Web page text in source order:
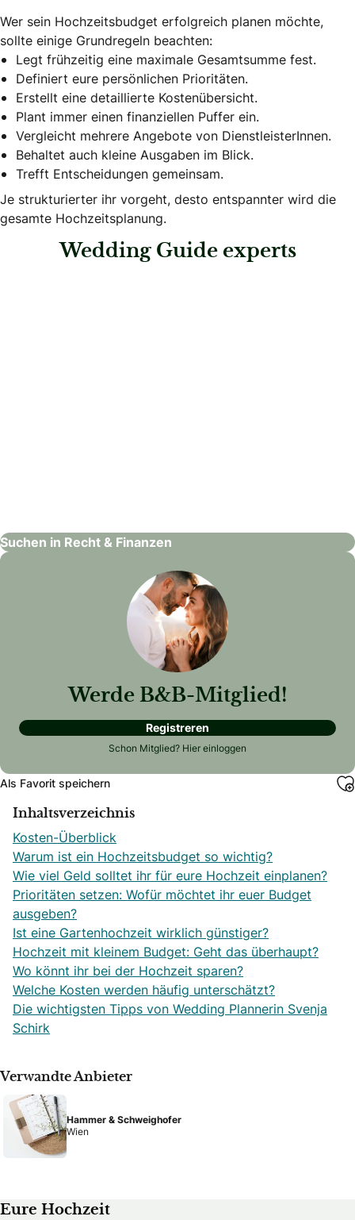
Wer sein Hochzeitsbudget erfolgreich planen möchte,
sollte einige Grundregeln beachten:
Legt frühzeitig eine maximale Gesamtsumme fest.
Definiert eure persönlichen Prioritäten.
Erstellt eine detaillierte Kostenübersicht.
Plant immer einen finanziellen Puffer ein.
Vergleicht mehrere Angebote von DienstleisterInnen.
Behaltet auch kleine Ausgaben im Blick.
Trefft Entscheidungen gemeinsam.
Je strukturierter ihr vorgeht, desto entspannter wird die
gesamte Hochzeitsplanung.
Wedding Guide experts
Suchen in Recht & Finanzen
Werde B&B-Mitglied!
Registreren
Schon Mitglied? Hier einloggen
Als Favorit speichern
Inhaltsverzeichnis
Kosten-Überblick
Warum ist ein Hochzeitsbudget so wichtig?
Wie viel Geld solltet ihr für eure Hochzeit einplanen?
Prioritäten setzen: Wofür möchtet ihr euer Budget
ausgeben?
Ist eine Gartenhochzeit wirklich günstiger?
Hochzeit mit kleinem Budget: Geht das überhaupt?
Wo könnt ihr bei der Hochzeit sparen?
Welche Kosten werden häufig unterschätzt?
Die wichtigsten Tipps von Wedding Plannerin Svenja
Schirk
Verwandte Anbieter
Hammer & Schweighofer
Wien
Eure Hochzeit